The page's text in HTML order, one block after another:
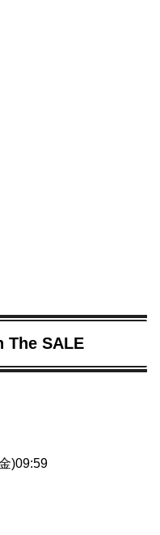
The SALE
)09:59